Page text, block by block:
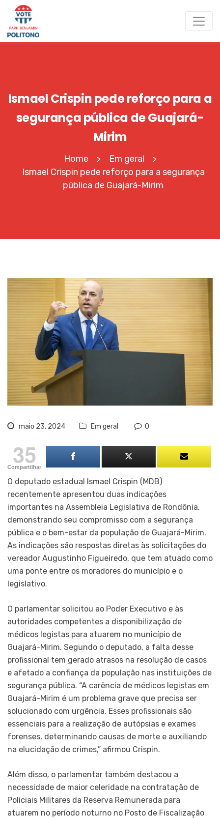
Ismael Crispin pede reforço para a
segurança pública de Guajará-
Mirim
Home > Em geral >
Ismael Crispin pede reforço para a segurança
pública de Guajará-Mirim
maio 23, 2024 Em geral 0
35
Compartilhar
O deputado estadual Ismael Crispin (MDB)
recentemente apresentou duas indicações
importantes na Assembleia Legislativa de Rondônia,
demonstrando seu compromisso com a segurança
pública e o bem-estar da população de Guajará-Mirim.
As indicações são respostas diretas às solicitações do
vereador Augustinho Figueiredo, que tem atuado como
uma ponte entre os moradores do município e o
legislativo.
O parlamentar solicitou ao Poder Executivo e às
autoridades competentes a disponibilização de
médicos legistas para atuarem no município de
Guajará-Mirim. Segundo o deputado, a falta desse
profissional tem gerado atrasos na resolução de casos
e afetado a confiança da população nas instituições de
segurança pública. “A carência de médicos legistas em
Guajará-Mirim é um problema grave que precisa ser
solucionado com urgência. Esses profissionais são
essenciais para a realização de autópsias e exames
forenses, determinando causas de morte e auxiliando
na elucidação de crimes,” afirmou Crispin.
Além disso, o parlamentar também destacou a
necessidade de maior celeridade na contratação de
Policiais Militares da Reserva Remunerada para
atuarem no período noturno no Posto de Fiscalização